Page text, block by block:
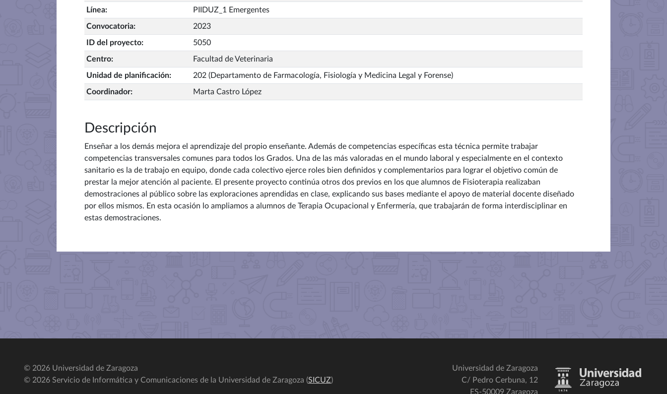
Línea: PIIDUZ_1 Emergentes
Convocatoria: 2023
ID del proyecto: 5050
Centro: Facultad de Veterinaria
Unidad de planificación: 202 (Departamento de Farmacología, Fisiología y Medicina Legal y Forense)
Coordinador: Marta Castro López
Descripción
Enseñar a los demás mejora el aprendizaje del propio enseñante. Además de competencias específicas esta técnica permite trabajar
competencias transversales comunes para todos los Grados. Una de las más valoradas en el mundo laboral y especialmente en el contexto
sanitario es la de trabajo en equipo, donde cada colectivo ejerce roles bien definidos y complementarios para lograr el objetivo común de
prestar la mejor atención al paciente. El presente proyecto continúa otros dos previos en los que alumnos de Fisioterapia realizaban
demostraciones al público sobre las exploraciones aprendidas en clase, explicando sus bases mediante el apoyo de material docente diseñado
por ellos mismos. En esta ocasión lo ampliamos a alumnos de Terapia Ocupacional y Enfermería, que trabajarán de forma interdisciplinar en
estas demostraciones.
© 2026 Universidad de Zaragoza
© 2026 Servicio de Informática y Comunicaciones de la Universidad de Zaragoza (SICUZ)
Universidad de Zaragoza
C/ Pedro Cerbuna, 12
ES-50009 Zaragoza